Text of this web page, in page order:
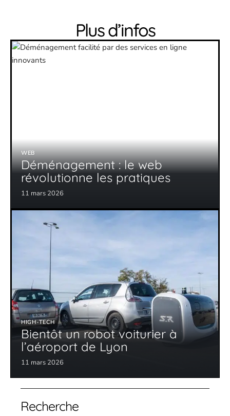
Plus d’infos
WEB
Déménagement : le web
révolutionne les pratiques
11 mars 2026
HIGH-TECH
Bientôt un robot voiturier à
l’aéroport de Lyon
11 mars 2026
Recherche